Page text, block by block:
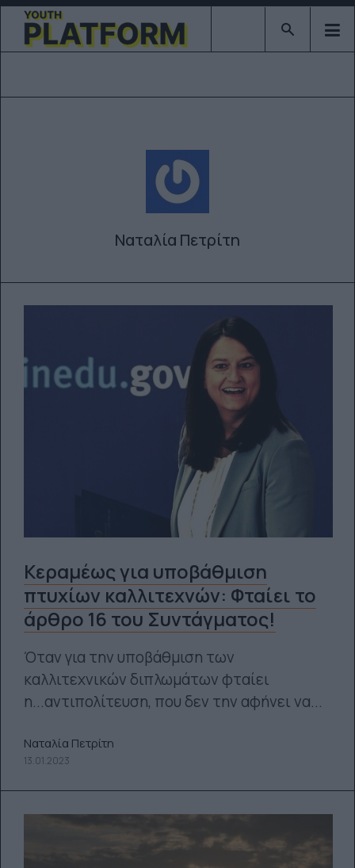
Type 2 or
Ναταλία Πετρίτη
Κεραμέως για υποβάθμιση
πτυχίων καλλιτεχνών: Φταίει το
άρθρο 16 του Συντάγματος!
Όταν για την υποβάθμιση των
καλλιτεχνικών διπλωμάτων φταίει
η...αντιπολίτευση, που δεν την αφήνει να...
Ναταλία Πετρίτη
13.01.2023